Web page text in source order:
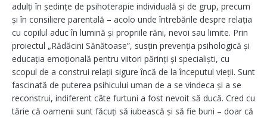
adulți în ședințe de psihoterapie individuală și de grup, precum
și în consiliere parentală – acolo unde întrebările despre relația
cu copilul aduc în lumină și propriile răni, nevoi sau limite. Prin
proiectul „Rădăcini Sănătoase”, susțin prevenția psihologică și
educația emoțională pentru viitori părinți și specialiști, cu
scopul de a construi relații sigure încă de la începutul vieții. Sunt
fascinată de puterea psihicului uman de a se vindeca și a se
reconstrui, indiferent câte furtuni a fost nevoit să ducă. Cred cu
tărie că oamenii sunt făcuți să iubească și să fie buni – doar că